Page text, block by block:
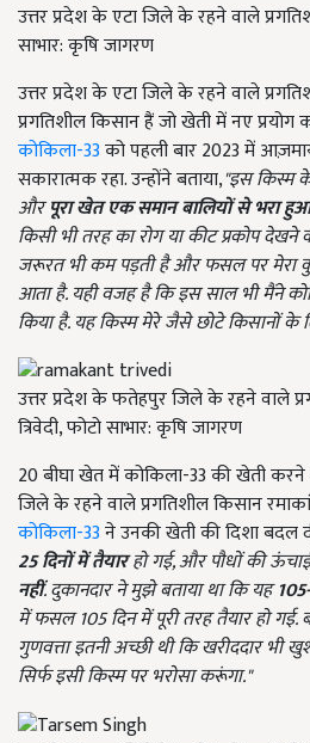
उत्तर प्रदेश के एटा जिले के रहने वाले
साभार: कृषि जागरण
उत्तर प्रदेश के एटा जिले के रहने वाले
प्रगतिशील किसान हैं जो खेती में नए प्रयोग
कोकिला-33को पहली बार 2023 में
सकारात्मक रहा. उन्होंने बताया,"इस किस्म
औरपूरा खेत एक समान बालियों से भरा हुआ
किसी भी तरह का रोग या कीट प्रकोप देखने
जरूरत भी कम पड़ती है और फसल पर मेरा
आता है. यही वजह है कि इस साल भी मैंने
किया है. यह किस्म मेरे जैसे छोटे किसानों के
उत्तर प्रदेश के फतेहपुर जिले के रहने वाले
त्रिवेदी, फोटो साभार: कृषि जागरण
20 बीघा खेत में कोकिला-33 की खेती
जिले के रहने वाले प्रगतिशील किसान
कोकिला-33ने उनकी खेती की दिशा बदल
25दिनों में तैयारहो गई,और पौधों की
नहीं. दुकानदार ने मुझे बताया था कि यह105
में फसल 105दिन में पूरी तरह तैयार हो
गुणवत्ता इतनी अच्छी थी कि खरीददार भी
सिर्फ इसी किस्म पर भरोसा करूंगा."